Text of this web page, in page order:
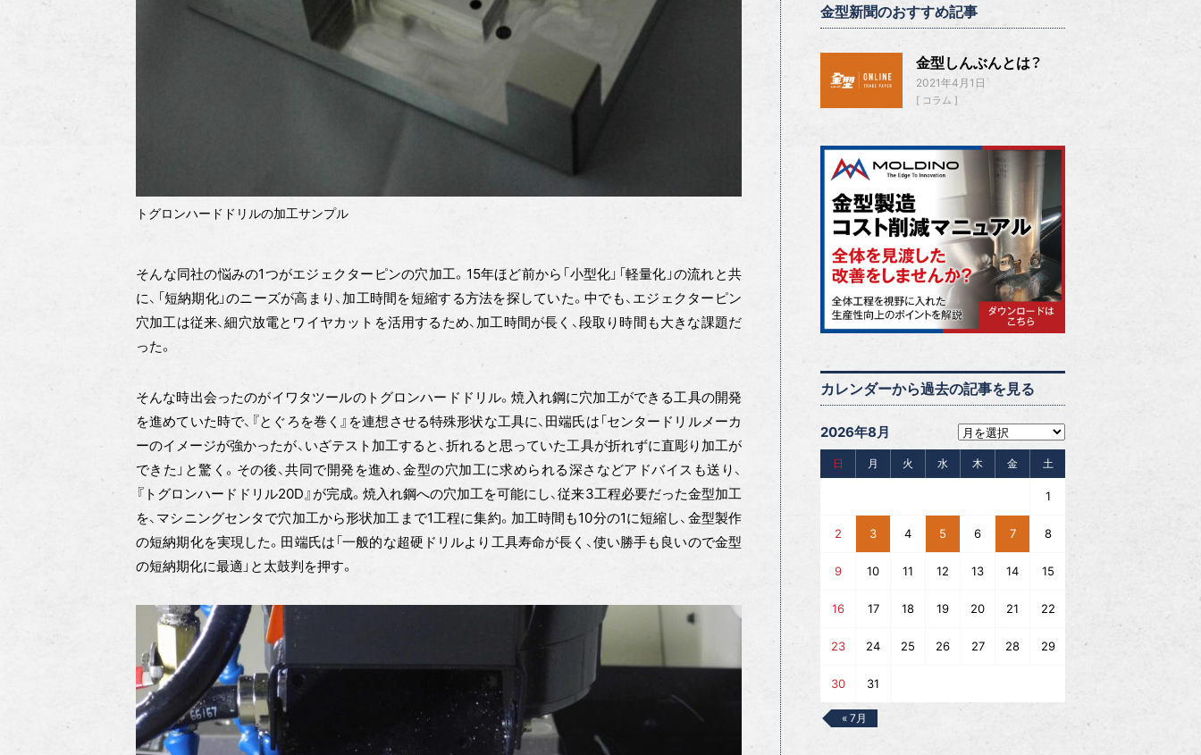
トグロンハードドリルの加工サンプル
そんな同社の悩みの1つがエジェクターピンの穴加工。15年ほど前から「小型化」「軽量化」の流れと共
に、「短納期化」のニーズが高まり、加工時間を短縮する方法を探していた。中でも、エジェクターピン
穴加工は従来、細穴放電とワイヤカットを活用するため、加工時間が長く、段取り時間も大きな課題だ
った。
そんな時出会ったのがイワタツールのトグロンハードドリル。焼入れ鋼に穴加工ができる工具の開発
を進めていた時で、『とぐろを巻く』を連想させる特殊形状な工具に、田端氏は「センタードリルメーカ
ーのイメージが強かったが、いざテスト加工すると、折れると思っていた工具が折れずに直彫り加工が
できた」と驚く。その後、共同で開発を進め、金型の穴加工に求められる深さなどアドバイスも送り、
『トグロンハードドリル20D』が完成。焼入れ鋼への穴加工を可能にし、従来3工程必要だった金型加工
を、マシニングセンタで穴加工から形状加工まで1工程に集約。加工時間も10分の1に短縮し、金型製作
の短納期化を実現した。田端氏は「一般的な超硬ドリルより工具寿命が長く、使い勝手も良いので金型
の短納期化に最適」と太鼓判を押す。
金型新聞のおすすめ記事
金型しんぶんとは？
2021年4月1日
コラム
カレンダーから過去の記事を見る
2026年8月
日 月 火 水 木 金 土
1
2 3 4 5 6 7 8
9 10 11 12 13 14 15
16 17 18 19 20 21 22
23 24 25 26 27 28 29
30 31
« 7月